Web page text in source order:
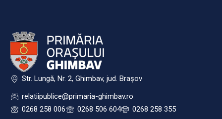
Str. Lungă, Nr. 2, Ghimbav, jud. Brașov
relatiipublice@primaria-ghimbav.ro
0268 258 006
0268 506 604 0268 258 355